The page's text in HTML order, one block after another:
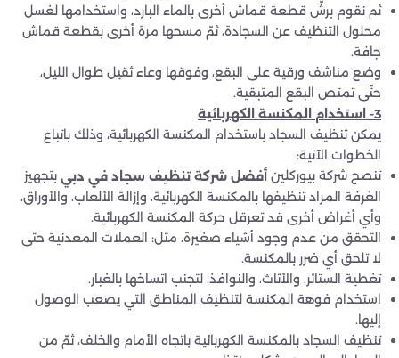
ثم نقوم برشّ قطعة قماش أخرى بالماء البارد، واستخدامها لغسل
محلول التنظيف عن السجادة، ثمّ مسحها مرة أخرى بقطعة قماش
جافة.
وضع مناشف ورقية على البقع، وفوقها وعاء ثقيل طوال الليل،
حتّى تمتص البقع المتبقية.
3- استخدام المكنسة الكهربائية
يمكن تنظيف السجاد باستخدام المكنسة الكهربائية، وذلك باتباع
الخطوات الآتية:
تنصح شركة بيوركلين أفضل شركة تنظيف سجاد في دبي بتجهيز
الغرفة المراد تنظيفها بالمكنسة الكهربائية، وإزالة الألعاب، والأوراق،
وأي أغراض أخرى قد تعرقل حركة المكنسة الكهربائية.
التحقق من عدم وجود أشياء صغيرة، مثل: العملات المعدنية حتى
لا تلحق أي ضرر بالمكنسة.
تغطية الستائر، والأثاث، والنوافذ، لتجنب اتساخها بالغبار.
استخدام فوهة المكنسة لتنظيف المناطق التي يصعب الوصول
إليها.
تنظيف السجاد بالمكنسة الكهربائية باتجاه الأمام والخلف، ثمّ من